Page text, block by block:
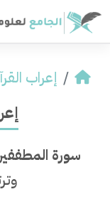
إعراب
سورة